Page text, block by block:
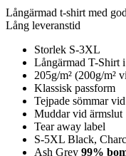
Långärmad t-shirt med
Lång leveranstid
Storlek S-3XL
Långärmad T-Shirt
205g/m² (200g/m²
Klassisk passform
Tejpade sömmar
Muddar vid ärmslut
Tear away label
S-5XL Black,
Ash Grey 99%